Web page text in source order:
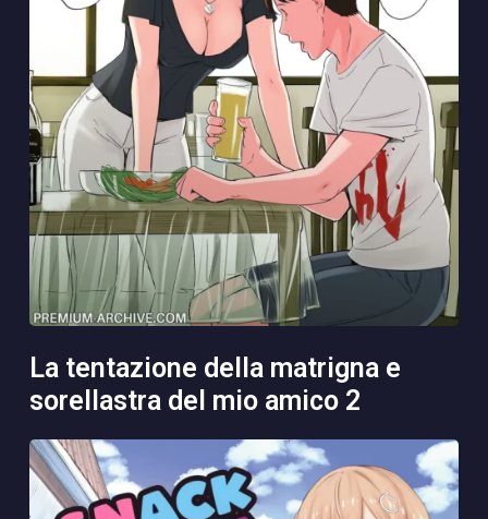
la tentazione della matrigna e
sorellastra del mio amico 2